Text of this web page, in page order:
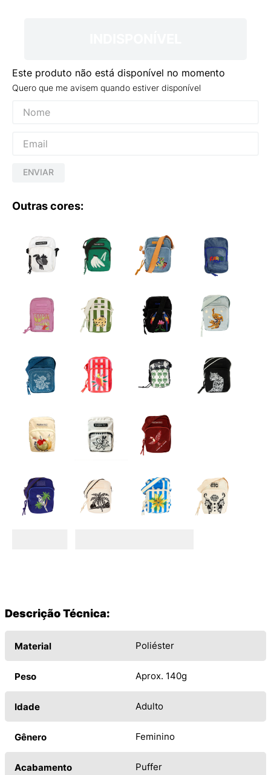
Este produto não está disponível no momento
Quero que me avisem quando estiver disponível
ENVIAR
Outras cores:
Descrição Técnica:
Material Poliéster
Peso Aprox. 140g
Idade Adulto
Gênero Feminino
Acabamento Puffer